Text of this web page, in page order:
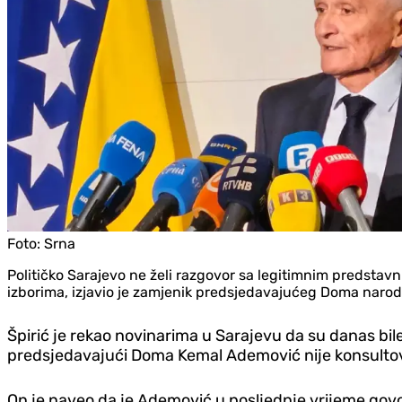
Foto: Srna
Političko Sarajevo ne želi razgovor sa legitimnim
izborima, izjavio je zamjenik predsjedavajućeg Doma
Špirić je rekao novinarima u Sarajevu da su danas
predsjedavajući Doma Kemal Ademović nije